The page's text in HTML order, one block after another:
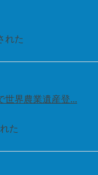
れた
世界農業遺産登...
た